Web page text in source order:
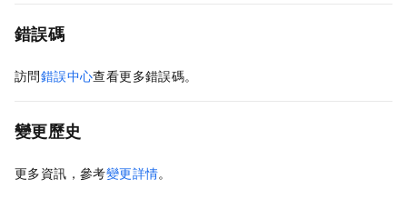
錯誤碼
訪問錯誤中心查看更多錯誤碼。
變更歷史
更多資訊，參考變更詳情。